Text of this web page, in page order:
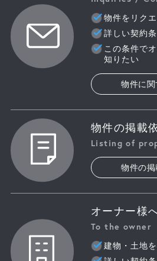
物件をリク
詳しい契約
この条件で
知りたい
物件に
物件の掲載
Listing of
物件の
オーナー様
To the owner
建物・土地